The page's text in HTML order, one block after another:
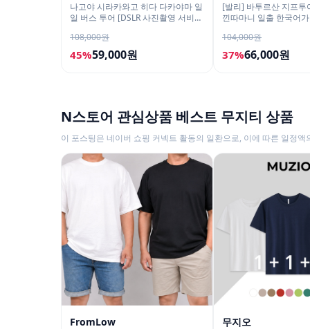
나고야 시라카와고 히다 다카야마 일
일 버스 투어 [DSLR 사진촬영 서비
108,000원
45%59,000원
[발리] 바투르산 지프투
낀따마니 일출 한국어
104,000원
37%66,000원
N스토어 관심상품 베스트 무지티 상품
이 포스팅은 네이버 쇼핑 커넥트 활동의 일환으로, 이에 따른 일정
FromLow 무지오